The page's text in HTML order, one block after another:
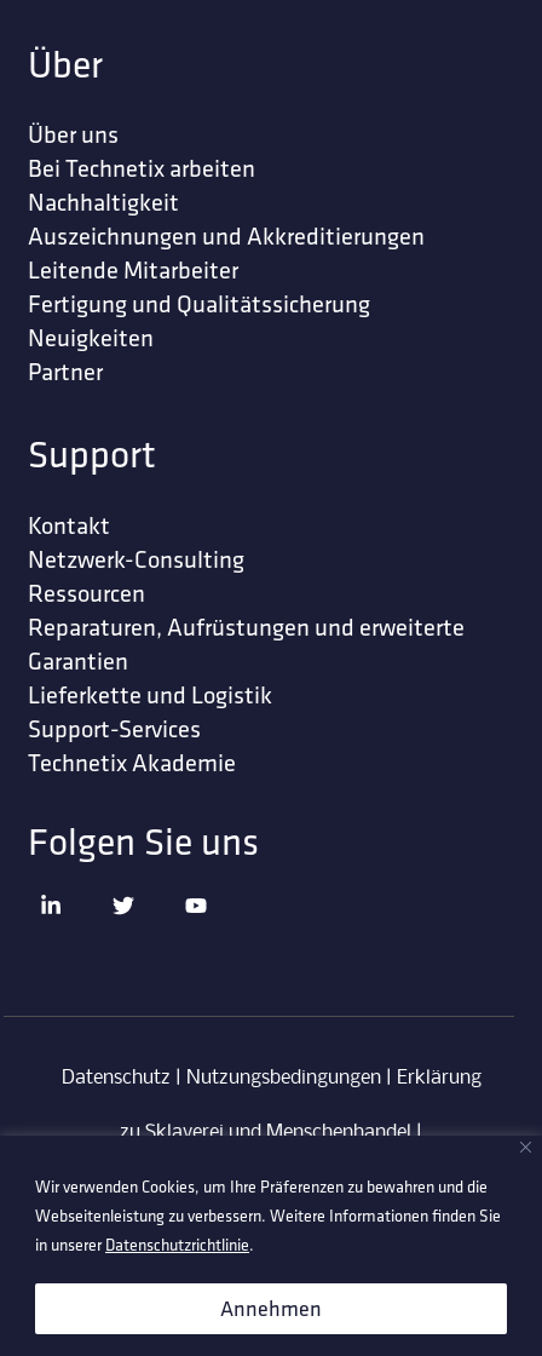
Wir verwenden Cookies, um Ihre Präferenzen zu bewahren und die
Webseitenleistung zu verbessern. Weitere Informationen finden Sie
in unsererDatenschutzrichtlinie.
Annehmen
Über
Über uns
Bei Technetix arbeiten
Nachhaltigkeit
Auszeichnungen und Akkreditierungen
Leitende Mitarbeiter
Fertigung und Qualitätssicherung
Neuigkeiten
Partner
Support
Kontakt
Netzwerk-Consulting
Ressourcen
Reparaturen, Aufrüstungen und erweiterte
Garantien
Lieferkette und Logistik
Support-Services
Technetix Akademie
Folgen Sie uns
Datenschutz Nutzungsbedingungen| Erklärung
zu Sklaverei und Menschenhandel|
Verhaltenskodex für Lieferanten|Anti-
Korruptionsrichtlinie